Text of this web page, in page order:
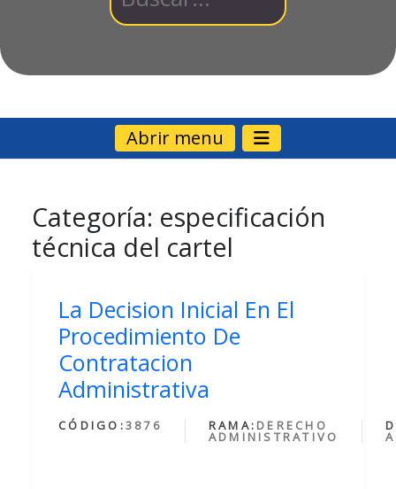
Abrir menu
Categoría: especificación
técnica del cartel
La Decision Inicial En El
Procedimiento De
Contratacion
Administrativa
CÓDIGO:3876 RAMA: DERECHO
ADMINISTRATIVO